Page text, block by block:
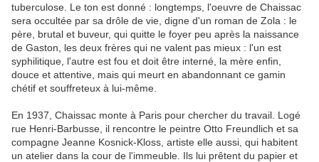
tuberculose. Le ton est donné : longtemps, l'oeuvre de Chaissac
sera occultée par sa drôle de vie, digne d'un roman de Zola : le
père, brutal et buveur, qui quitte le foyer peu après la naissance
de Gaston, les deux frères qui ne valent pas mieux : l'un est
syphilitique, l'autre est fou et doit être interné, la mère enfin,
douce et attentive, mais qui meurt en abandonnant ce gamin
chétif et souffreteux à lui-même.
En 1937, Chaissac monte à Paris pour chercher du travail. Logé
rue Henri-Barbusse, il rencontre le peintre Otto Freundlich et sa
compagne Jeanne Kosnick-Kloss, artiste elle aussi, qui habitent
un atelier dans la cour de l'immeuble. Ils lui prêtent du papier et